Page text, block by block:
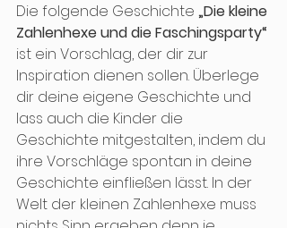
Die folgende Geschichte „Die kleine
Zahlenhexe und die Faschingsparty“
ist ein Vorschlag, der dir zur
Inspiration dienen sollen. Überlege
dir deine eigene Geschichte und
lass auch die Kinder die
Geschichte mitgestalten, indem du
ihre Vorschläge spontan in deine
Geschichte einfließen lässt. In der
Welt der kleinen Zahlenhexe muss